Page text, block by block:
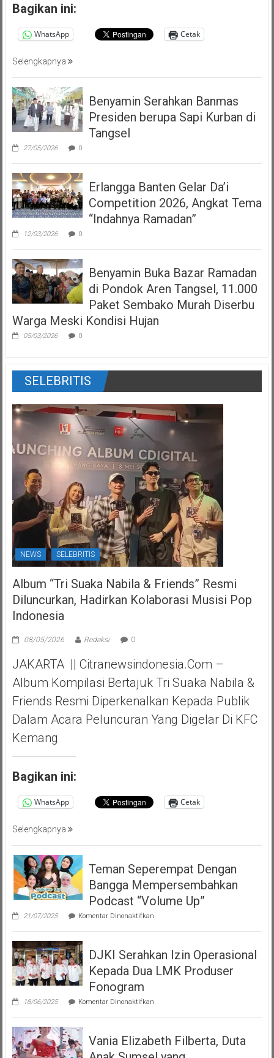
Bagikan ini:
WhatsApp Cetak
Selengkapnya
Benyamin Serahkan Banmas
Presiden berupa Sapi Kurban di
Tangsel
27/05/2026 0
Erlangga Banten Gelar Da’i
Competition 2026, Angkat Tema
“Indahnya Ramadan”
12/03/2026 0
Benyamin Buka Bazar Ramadan
di Pondok Aren Tangsel, 11.000
Paket Sembako Murah Diserbu
Warga Meski Kondisi Hujan
05/03/2026 0
SELEBRITIS
NEWS SELEBRITIS
Album “Tri Suaka Nabila & Friends” Resmi
Diluncurkan, Hadirkan Kolaborasi Musisi Pop
Indonesia
08/05/2026 Redaksi 0
JAKARTA || Citranewsindonesia.com –
Album Kompilasi Bertajuk Tri Suaka Nabila &
Friends Resmi Diperkenalkan Kepada Publik
Dalam Acara Peluncuran Yang Digelar Di KFC
Kemang
Bagikan ini:
WhatsApp Cetak
Selengkapnya
Teman Seperempat Dengan
Bangga Mempersembahkan
Podcast “Volume Up”
21/07/2025 Komentar Dinonaktifkanpada
Seperempat
Bangga
Mempersembahkan
Podcast
DJKI Serahkan Izin Operasional
Kepada Dua LMK Produser
Fonogram
18/06/2025 Komentar Dinonaktifkanpada
Serahkan
Operasional
Kepada
Vania Elizabeth Filberta, Duta